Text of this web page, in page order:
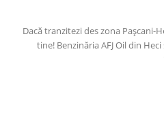
Dacă tranzitezi des zona Pașcani-
tine! Benzinăria AFJ Oil din